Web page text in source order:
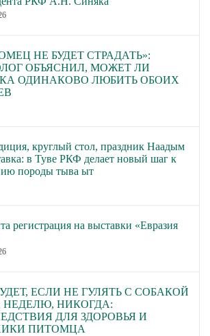
НЕ БУДЕТ СТРАДАТЬ»:
ОБЪЯСНИЛ, МОЖЕТ ЛИ
ОДИНАКОВО ЛЮБИТЬ ОБОИХ
круглый стол, праздник Наадым
в Туве РКФ делает новый шаг к
породы тыва ыт
регистрация на выставки «Евразия
ЕСЛИ НЕ ГУЛЯТЬ С СОБАКОЙ
НЕДЕЛЮ, НИКОГДА:
ДЛЯ ЗДОРОВЬЯ И
ПИТОМЦА